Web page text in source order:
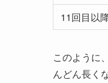
11回目以
このように
んどん長くな